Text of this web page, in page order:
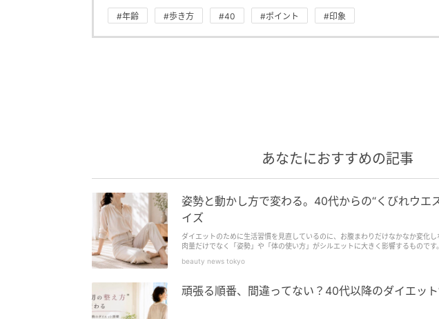
#年齢 #歩き方 #40 #ポイント #印象
あなたにおすすめの記事
姿勢と動かし方で変わる。40代からの“くびれウエ
イズ
ダイエットのために生活習慣を見直しているのに、お腹まわりだけなかなか変化
肉量だけでなく「姿勢」や「体の使い方」がシルエットに大きく影響するものです
beauty news tokyo
頑張る順番、間違ってない？40代以降のダイエット